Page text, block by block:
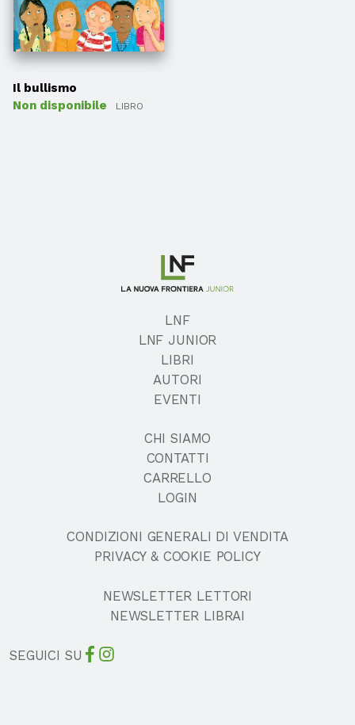
Il bullismo
Non disponibile
LIBRO
LNF
LNF JUNIOR
LIBRI
AUTORI
EVENTI
CHI SIAMO
CONTATTI
CARRELLO
LOGIN
CONDIZIONI GENERALI DI VENDITA
PRIVACY & COOKIE POLICY
NEWSLETTER LETTORI
NEWSLETTER LIBRAI
SEGUICI SU